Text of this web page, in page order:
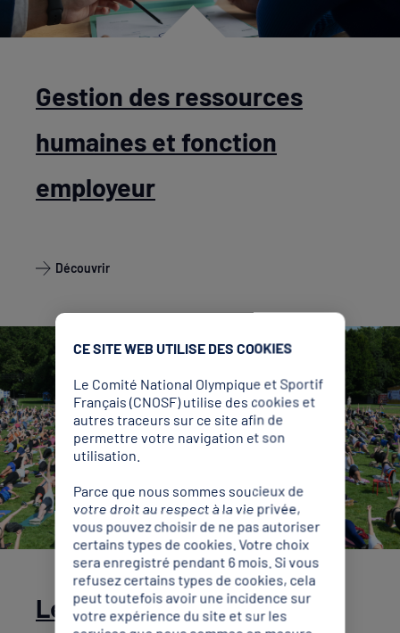
Gestion des ressources
humaines et fonction
employeur
Découvrir
Le sport au cœur des
CE SITE WEB UTILISE DES COOKIES
Le Comité National Olympique et Sportif
Français (CNOSF) utilise des cookies et
autres traceurs sur ce site afin de
permettre votre navigation et son
utilisation.
Parce que nous sommes soucieux de
votre droit au respect à la vie privée,
vous pouvez choisir de ne pas autoriser
certains types de cookies. Votre choix
sera enregistré pendant 6 mois. Si vous
refusez certains types de cookies, cela
peut toutefois avoir une incidence sur
votre expérience du site et sur les